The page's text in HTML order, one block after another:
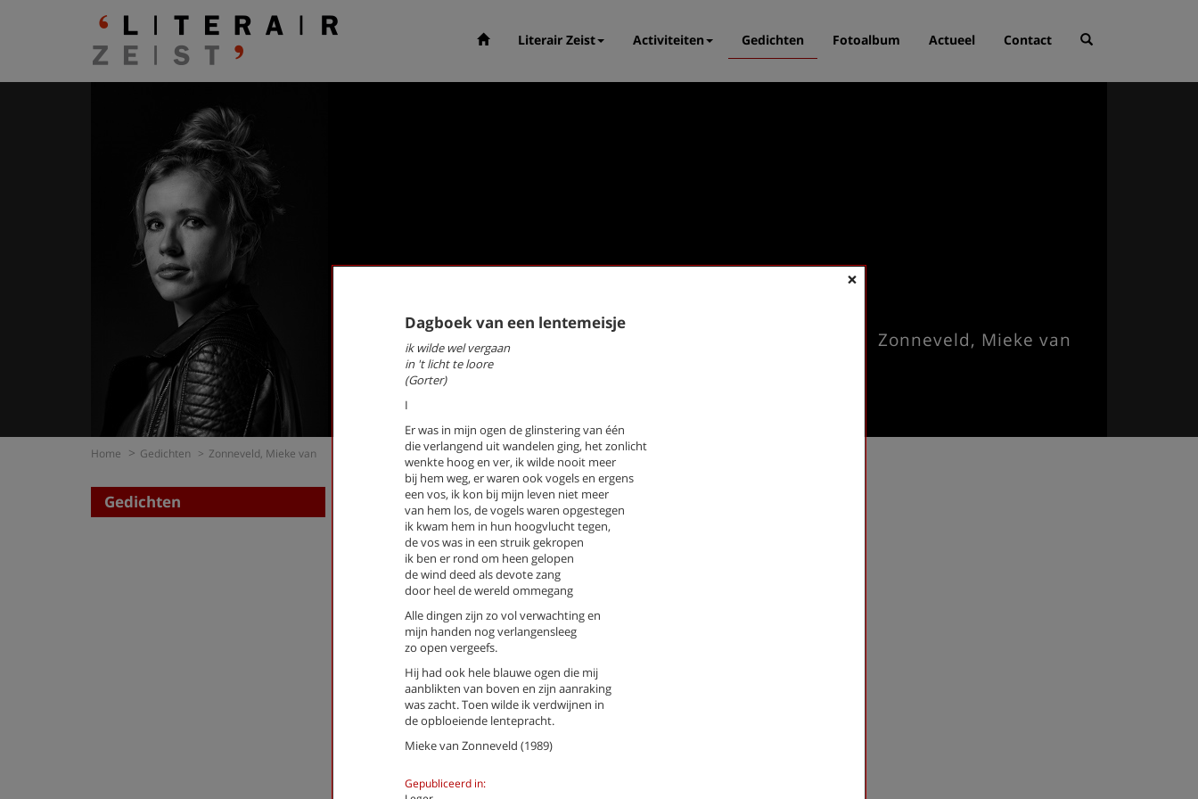
Literair Zeist Activiteiten Gedichten Fotoalbum Actueel Contact
Zonneveld, Mieke van
Home Gedichten Zonneveld, Mieke van
Gedichten Zoek een gedicht
op dichter / titel gedicht
op thema
Zonneveld, Mieke van
Previous
1 ›Next»Last
×
Dagboek van een lentemeisje
ik wilde wel vergaan
in 't licht te loore
(Gorter)
I
Er was in mijn ogen de glinstering van één
die verlangend uit wandelen ging, het zonlicht
wenkte hoog en ver, ik wilde nooit meer
bij hem weg, er waren ook vogels en ergens
een vos, ik kon bij mijn leven niet meer
van hem los, de vogels waren opgestegen
ik kwam hem in hun hoogvlucht tegen,
de vos was in een struik gekropen
ik ben er rond om heen gelopen
de wind deed als devote zang
door heel de wereld ommegang
Alle dingen zijn zo vol verwachting en
mijn handen nog verlangensleeg
zo open vergeefs.
Hij had ook hele blauwe ogen die mij
aanblikten van boven en zijn aanraking
was zacht. Toen wilde ik verdwijnen in
de opbloeiende lentepracht.
Mieke van Zonneveld (1989)
Gepubliceerd in: